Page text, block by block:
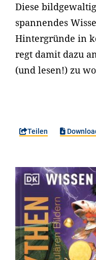
Diese
spannendes
Hintergründe in
regt damit dazu
(und lesen!) zu
Teilen